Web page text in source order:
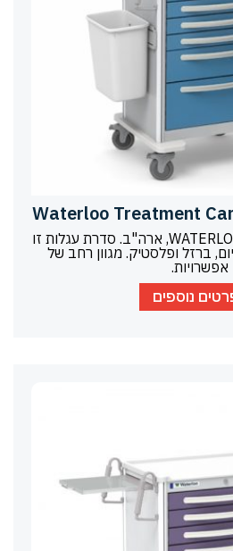
עגלות טיפולים תוצרת WATERLOO, ארה"ב. סדרת עגלות זו
ברזל ופלסטיק. מגוון רחב של
אפשרויות.
נוספים